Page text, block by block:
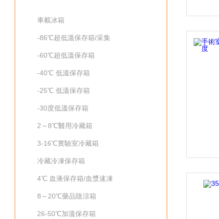
車載冰箱
-86℃超低溫保存箱/采集
-60℃超低溫保存箱
-40℃ 低溫保存箱
-25℃ 低溫保存箱
-30度低溫保存箱
2～8℃醫用冷藏箱
3-16℃實驗室冷藏箱
冷藏冷凍保存箱
4℃ 血液保存箱/血漿速凍
8～20℃藥品陰涼箱
26-50℃加溫保存箱